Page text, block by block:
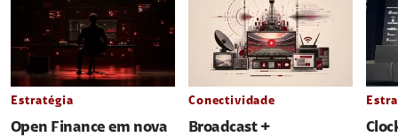
Estratégia
Open Finance em nova
Conectividade
Broadcast +